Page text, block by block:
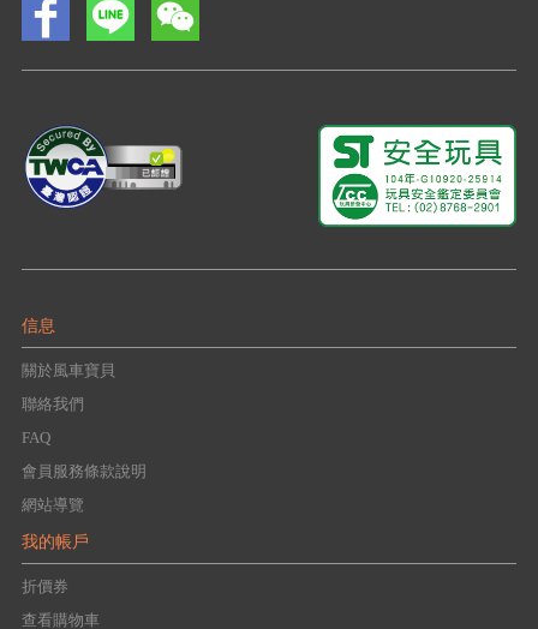
信息
關於風車寶貝
聯絡我們
FAQ
會員服務條款說明
網站導覽
我的帳戶
折價券
查看購物車